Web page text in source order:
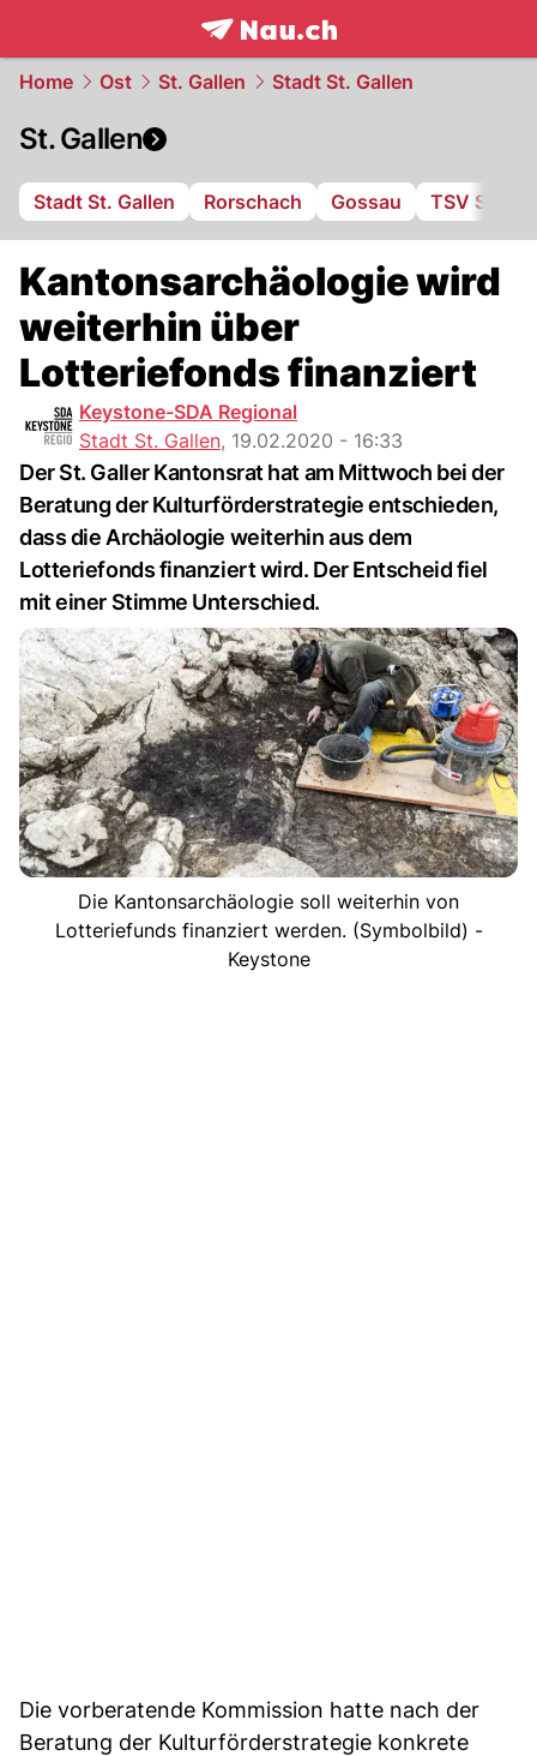
frontpage.NAU.ch
Home Ost St. Gallen Stadt St. Gallen
St. Gallen
Stadt St. Gallen Rorschach Gossau TSV St.
Kantonsarchäologie wird
weiterhin über
Lotteriefonds finanziert
Keystone-SDA Regional
Stadt St. Gallen, 19.02.2020 - 16:33
Der St. Galler Kantonsrat hat am Mittwoch bei der
Beratung der Kulturförderstrategie entschieden,
dass die Archäologie weiterhin aus dem
Lotteriefonds finanziert wird. Der Entscheid fiel
mit einer Stimme Unterschied.
Die Kantonsarchäologie soll weiterhin von
Lotteriefunds finanziert werden. (Symbolbild) -
Keystone
Die vorberatende Kommission hatte nach der
Beratung der Kulturförderstrategie konkrete